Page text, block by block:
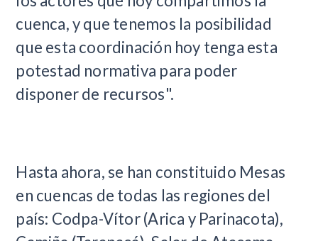
cuenca, y que tenemos la posibilidad
que esta coordinación hoy tenga esta
potestad normativa para poder
disponer de recursos".
Hasta ahora, se han constituido Mesas
en cuencas de todas las regiones del
país: Codpa-Vítor (Arica y Parinacota),